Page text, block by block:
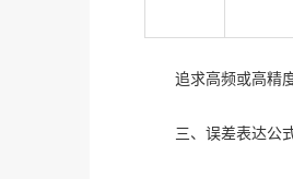
追求高频或高精
三、误差表达公